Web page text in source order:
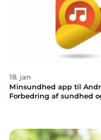
18. jan
Minsundhed app til
Forbedring af sundhed